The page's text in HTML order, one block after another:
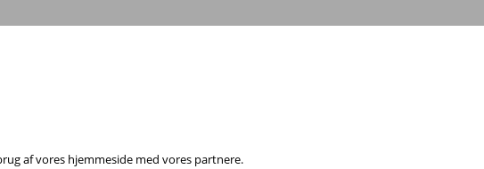
af vores hjemmeside med vores partnere.